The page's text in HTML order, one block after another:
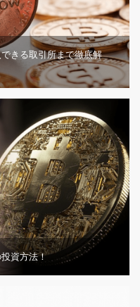
きる取引所まで徹底解
資方法！